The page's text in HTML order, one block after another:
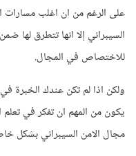
على الرغم من ان اغلب مسارات
السيبراني إلا انها تتطرق
للاختصاص في المجال.
ولكن اذا لم تكن عندك الخبرة
يكون من المهم ان تفكر في
مجال الامن السيبراني بشكل